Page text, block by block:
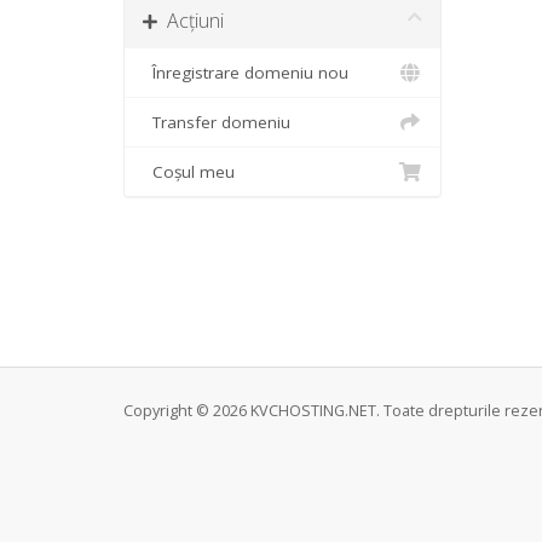
Acțiuni
Înregistrare domeniu nou
Transfer domeniu
Coșul meu
Copyright © 2026 KVCHOSTING.NET. Toate drepturile